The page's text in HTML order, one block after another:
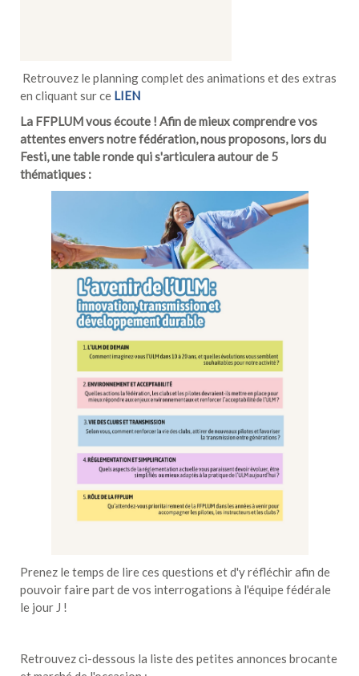
Retrouvez le planning complet des animations et des extras
en cliquant sur ce LIEN
La FFPLUM vous écoute ! Afin de mieux comprendre vos
attentes envers notre fédération, nous proposons, lors du
Festi, une table ronde qui s'articulera autour de 5
thématiques :
Prenez le temps de lire ces questions et d'y réfléchir afin de
pouvoir faire part de vos interrogations à l'équipe fédérale
le jour J !
Retrouvez ci-dessous la liste des petites annonces brocante